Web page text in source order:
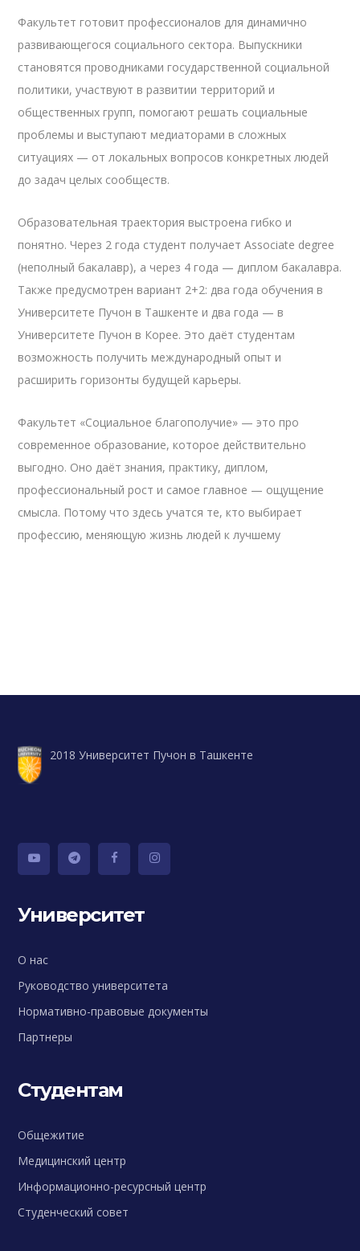
Факультет готовит профессионалов для динамично
развивающегося социального сектора. Выпускники
становятся проводниками государственной социальной
политики, участвуют в развитии территорий и
общественных групп, помогают решать социальные
проблемы и выступают медиаторами в сложных
ситуациях — от локальных вопросов конкретных людей
до задач целых сообществ.
Образовательная траектория выстроена гибко и
понятно. Через 2 года студент получает Associate degree
(неполный бакалавр), а через 4 года — диплом бакалавра.
Также предусмотрен вариант 2+2: два года обучения в
Университете Пучон в Ташкенте и два года — в
Университете Пучон в Корее. Это даёт студентам
возможность получить международный опыт и
расширить горизонты будущей карьеры.
Факультет «Социальное благополучие» — это про
современное образование, которое действительно
выгодно. Оно даёт знания, практику, диплом,
профессиональный рост и самое главное — ощущение
смысла. Потому что здесь учатся те, кто выбирает
профессию, меняющую жизнь людей к лучшему
2018 Университет Пучон в Ташкенте
Университет
О нас
Руководство университета
Нормативно-правовые документы
Партнеры
Студентам
Общежитие
Медицинский центр
Информационно-ресурсный центр
Студенческий совет